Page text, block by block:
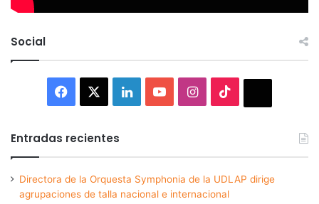
Social
Facebook LinkedInYouTubeInstagram
Entradas recientes
Directora de la Orquesta Symphonia de la UDLAP dirige
agrupaciones de talla nacional e internacional